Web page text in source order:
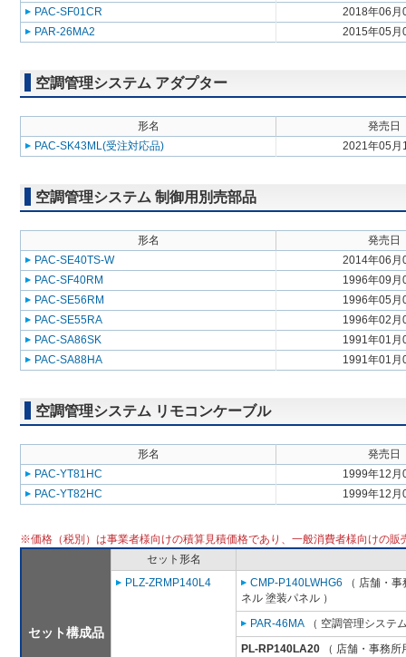
PAC-SF01CR
2018年06月
PAR-26MA2
2015年05月
空調管理システム アダプター
形名
発売日
PAC-SK43ML(受注対応品)
2021年05月
空調管理システム 制御用別売部品
形名
発売日
PAC-SE40TS-W
2014年06月
PAC-SF40RM
1996年09月
PAC-SE56RM
1996年05月
PAC-SE55RA
1996年02月
PAC-SA86SK
1991年01月
PAC-SA88HA
1991年01月
空調管理システム リモコンケーブル
形名
発売日
PAC-YT81HC
1999年12月
PAC-YT82HC
1999年12月
※価格（税別）は事業者様向けの積算見積価格であり、一般消費者様向けの販
セット構成品
セット形名
PLZ-ZRMP140L4
CMP-P140LWHG6 （ 店舗・
ネル 塗装パネル ）
PAR-46MA （ 空調管理システ
PL-RP140LA20 （ 店舗・事務